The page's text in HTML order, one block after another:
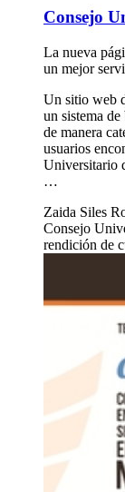
Consejo
La nueva
un mejor
Un sitio web
un sistema
de manera
usuarios
Universitario
…
Zaida Siles
Consejo
rendición de